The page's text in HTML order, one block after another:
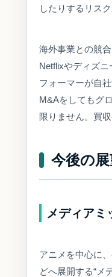
したりするリスク
海外事業との競合
Netflixやディズ
フォーマーが自
M&Aをしてもグ
限りません。買
今後の
メディアミ
アニメを中心に
どへ展開する“メ